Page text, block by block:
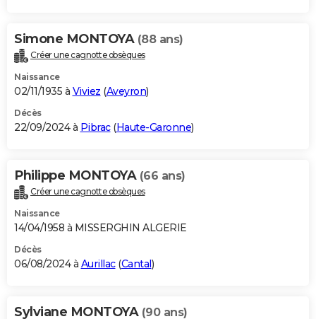
Simone MONTOYA (88 ans)
Créer une cagnotte obsèques
Naissance
02/11/1935 à Viviez (Aveyron)
Décès
22/09/2024 à Pibrac(Haute-Garonne)
Philippe MONTOYA (66 ans)
Créer une cagnotte obsèques
Naissance
14/04/1958 à MISSERGHIN ALGERIE
Décès
06/08/2024 à Aurillac(Cantal)
Sylviane MONTOYA (90 ans)